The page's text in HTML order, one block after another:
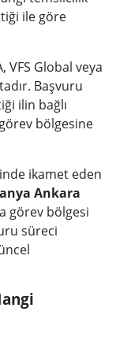
ile göre
VFS Global veya
Başvuru
ilin bağlı
bölgesine
ikamet eden
Ankara
görev bölgesi
süreci